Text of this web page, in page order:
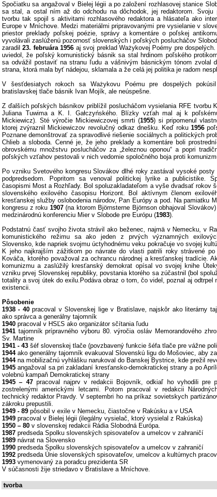
Spočiatku sa angažoval v Bielej légii a po založení rozhlasovej stanice
sa stal, a ostal ním až do odchodu na dôchodok, jej redaktorom. Svoju
tvorbu tak spojil s aktivitami rozhlasového redaktora a hlásateľa ako
Europe v Mníchove. Medzi materiálmi pripravovanými pre vysielanie v
priestor preklady poľskej poézie, správy a komentáre o poľskej
vyvolávali zaslúženú pozornosť slovenských i poľských poslucháčov
zaradil23. februára 1956 aj svoj preklad Ważykovej Poémy pre
uviedol, že poľský komunistický básnik sa stal hrdinom poľského
sa odvážil postaviť na stranu ľudu a vášnivým básnickým tónom zvolal
strana, ktorá mala byť nádejou, sklamala a že celá jej politika je radom
V šesťdesiatych rokoch sa Ważykovu Poému pre dospelých
bratislavskej tlače básnik Ivan Mojík, ale neúspešne.
Z ďalších poľských básnikov priblížil poslucháčom vysielania RFE tvorbu
Juliana Tuwima a K. I. Gałczyńského. Blízky vzťah mal aj k
Mickiewicz). Sté výročie Mickiewiczovej smrti (1955) si pripomenul
ktorej zvýraznil Mickiewiczov revolučný odkaz dnešku. Keď roku 1956
Poznane demonštrovať za spravodlivé riešenie sociálnych a politických
Chlieb a sloboda. Cenné je, že jeho preklady a komentáre boli
obrovskému množstvu poslucháčov za „železnou oponou“ a popri
poľských vzťahov pestovali v nich vedomie spoločného boja proti
Po vzniku Svetového kongresu Slovákov dlhé roky zastával vysoké
podpredsedom. Popritom sa venoval politickej lyrike a publicistike.
časopismi Most a Rozhľady. Bol spoluzakladateľom a vyše dvadsať rokov
slovenského exilového časopisu Horizont. Bol aktívnym členom
kresťanskej služby oslobodenia národov, Pan Európy a pod. Na pamiatku
kongresu z roku 1907(na ktorom Björnsterne Björnson obhajoval
medzinárodnú konferenciu Mier v Slobode pre Európu (1983).
Podstatnú časť svojho života strávil ako beženec, najmä v Nemecku, v
komunistického režimu sa ako jeden z prvých významných
Slovensko, kde napriek svojmu úctyhodnému veku pokračuje vo svojej
K jeho najkrajším zážitkom po návrate do vlasti patrili roky strávené po
Kováča, ktorého považoval za ochrancu národnej a kresťanskej tradície.
komunizmu a zaslúžilý kresťanský demokrat opísal vo svojej knihe
vzniku prvej Slovenskej republiky, povstania ktorého sa zúčastnil (bol
totality a svoj útek do exilu.Podáva obraz o tom, čo videl, poznal aj odtrpel
existencii.
Pôsobenie
1938 - 40pracoval v Slovenskej lige v Bratislave, najskôr ako literárny
ako správca a generálny tajomník
1940 pracoval v HSĽS ako organizátor sčítania ľudu
1941 tajomník prípravného výboru 80. výročia osláv Memorandového
Sv. Martine
1941 - 43 šéf slovenskej tlače (povzbavený funkcie šéfa tlače pre vážne
1944ako generálny tajomník evakuoval Slovenskú ligu do Mošoviec, aby
1944na mobilizačnú vyhlášku narukoval do Banskej Bystrice, kde prežil
1945 angažoval sa pri zakladaní kresťansko-demokratickej strany a po
volebnú kampaň Demokratickej strany
1945 – 47pracoval najprv v redakcii Bojovník, odkiaľ ho vyhodili pre
zostrelenými americkými letcami. Potom pracoval v redakcii
technický redaktor Pravdy. V septembri ho na príkaz sovietskych
zákroku prepustili.
1949 - 89 pôsobil v exile v Nemecku, čiastočne v Rakúsku a v USA
1949 pracoval v Bielej légii (ilegálny vysielač, ktorý vysielal z Rakúska)
1950 – 80 v slovenskej redakcii Rádia Slobodná Európa.
1987 predseda Spolku slovenských spisovateľov a umelcov v zahraničí
1989 návrat na Slovensko
1990 predseda Spolku slovenských spisovateľov a umelcov v zahraničí
1992 predseda Únie slovenských spisovateľov, umelcov a kultúrnych
1993 vymenovaný za poradcu prezidenta SR
V súčasnosti žije striedavo v Bratislave a Mníchove.
tvorba